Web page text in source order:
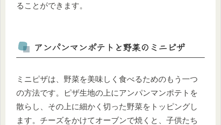
ることができます。
アンパンマンポテトと野菜のミニピザ
ミニピザは、野菜を美味しく食べるためのもう一つ
の方法です。ピザ生地の上にアンパンマンポテトを
散らし、その上に細かく切った野菜をトッピングし
ます。チーズをかけてオーブンで焼くと、子供たち